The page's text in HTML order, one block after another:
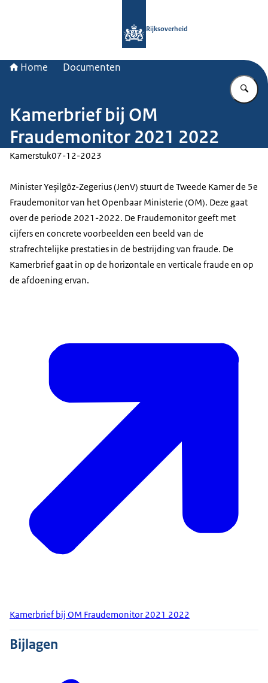
Rijksoverheid
Home Documenten
Kamerbrief bij OM
Fraudemonitor 2021 2022
Kamerstuk07-12-2023
Minister Yeşilgöz-Zegerius (JenV) stuurt de Tweede Kamer de 5e
Fraudemonitor van het Openbaar Ministerie (OM). Deze gaat
over de periode 2021-2022. De Fraudemonitor geeft met
cijfers en concrete voorbeelden een beeld van de
strafrechtelijke prestaties in de bestrijding van fraude. De
Kamerbrief gaat in op de horizontale en verticale fraude en op
de afdoening ervan.
Kamerbrief bij OM Fraudemonitor 2021 2022
Bijlagen